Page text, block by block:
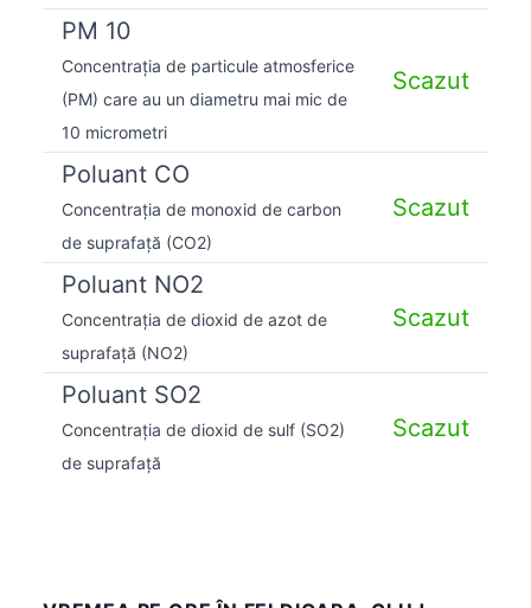
PM 10
Concentrația de particule atmosferice
(PM) care au un diametru mai mic de
10 micrometri
Scazut
Poluant CO
Concentrația de monoxid de carbon
de suprafață (CO2)
Scazut
Poluant NO2
Concentrația de dioxid de azot de
suprafață (NO2)
Scazut
Poluant SO2
Concentrația de dioxid de sulf (SO2)
de suprafață
Scazut